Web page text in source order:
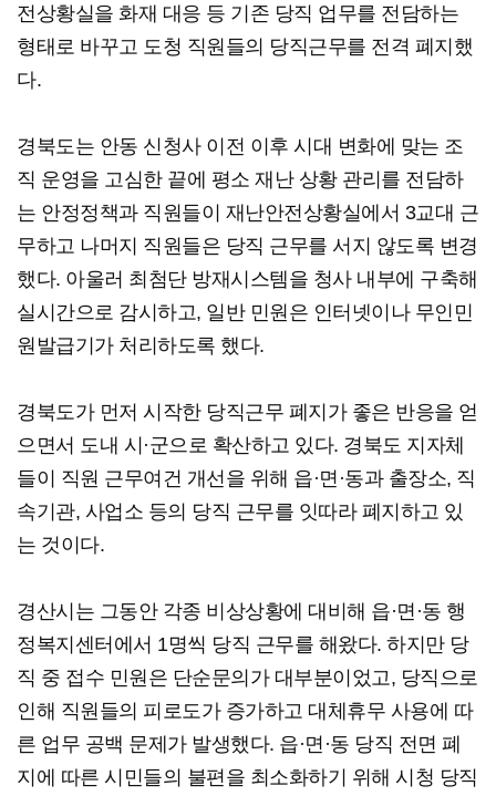
전상황실을 화재 대응 등 기존 당직 업무를 전담하는
형태로 바꾸고 도청 직원들의 당직근무를 전격 폐지했
다.
경북도는 안동 신청사 이전 이후 시대 변화에 맞는 조
직 운영을 고심한 끝에 평소 재난 상황 관리를 전담하
는 안정정책과 직원들이 재난안전상황실에서 3교대 근
무하고 나머지 직원들은 당직 근무를 서지 않도록 변경
했다. 아울러 최첨단 방재시스템을 청사 내부에 구축해
실시간으로 감시하고, 일반 민원은 인터넷이나 무인민
원발급기가 처리하도록 했다.
경북도가 먼저 시작한 당직근무 폐지가 좋은 반응을 얻
으면서 도내 시·군으로 확산하고 있다. 경북도 지자체
들이 직원 근무여건 개선을 위해 읍·면·동과 출장소, 직
속기관, 사업소 등의 당직 근무를 잇따라 폐지하고 있
는 것이다.
경산시는 그동안 각종 비상상황에 대비해 읍·면·동 행
정복지센터에서 1명씩 당직 근무를 해왔다. 하지만 당
직 중 접수 민원은 단순문의가 대부분이었고, 당직으로
인해 직원들의 피로도가 증가하고 대체휴무 사용에 따
른 업무 공백 문제가 발생했다. 읍·면·동 당직 전면 폐
지에 따른 시민들의 불편을 최소화하기 위해 시청 당직